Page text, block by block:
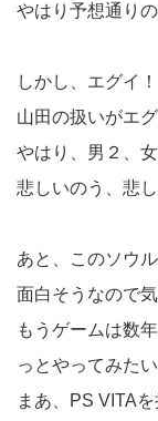
やはり予想通り
しかし、エグイ！
山田の扱いがエ
やはり、男２、
悲しいのう、悲し
あと、このソウ
面白そうなので
もうゲームは数
っとやってみたい
まあ、PS VITA